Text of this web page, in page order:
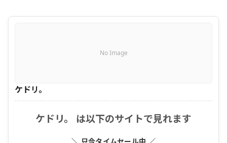
No Image
ケドリ。
ケドリ。 は以下のサイトで見れます